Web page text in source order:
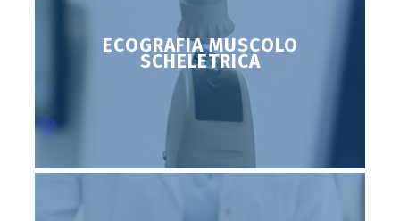
ECOGRAFIA MUSCOLO
SCHELETRICA